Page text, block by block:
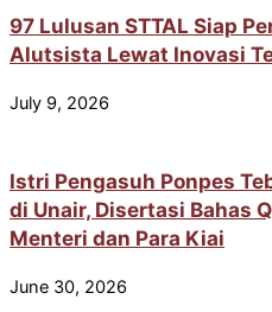
97 Lulusan STTAL Siap
Alutsista Lewat Inovasi
July 9, 2026
Istri Pengasuh Ponpes
di Unair, Disertasi Bahas
Menteri dan Para Kiai
June 30, 2026